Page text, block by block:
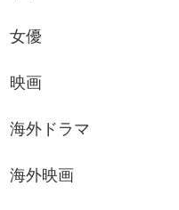
女優
映画
海外ドラマ
海外映画